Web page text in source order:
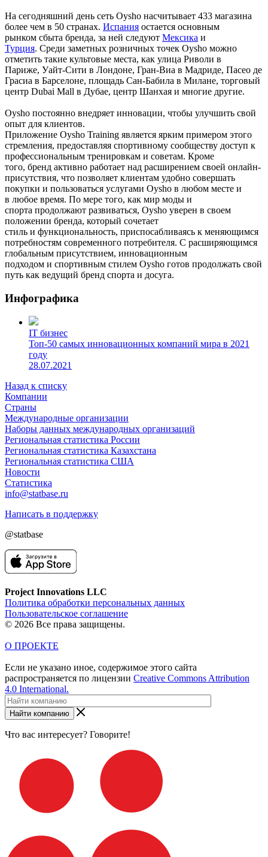
На сегодняшний день сеть Oysho насчитывает 433 магазина
более чем в 50 странах. Испания остается основным
рынком сбыта бренда, за ней следуют Мексика и
Турция. Среди заметных розничных точек Oysho можно
отметить такие культовые места, как улица Риволи в
Париже, Уайт-Сити в Лондоне, Гран-Виа в Мадриде, Пасео де
Грасиа в Барселоне, площадь Сан-Бабила в Милане, торговый
центр Dubai Mall в Дубае, центр Шанхая и многие другие.
Oysho постоянно внедряет инновации, чтобы улучшить свой
опыт для клиентов.
Приложение Oysho Training является ярким примером этого
стремления, предоставляя спортивному сообществу доступ к
профессиональным тренировкам и советам. Кроме
того, бренд активно работает над расширением своей онлайн-
присутствия, что позволяет клиентам удобно совершать
покупки и пользоваться услугами Oysho в любом месте и
в любое время. По мере того, как мир моды и
спорта продолжают развиваться, Oysho уверен в своем
положении бренда, который сочетает
стиль и функциональность, приспосабливаясь к меняющимся
потребностям современного потребителя. С расширяющимся
глобальным присутствием, инновационным
подходом и спортивным стилем Oysho готов продолжать свой
путь как ведущий бренд спорта и досуга.
Инфографика
IT бизнес
Топ-50 самых инновационных компаний мира в 2021
году
28.07.2021
Назад к списку
Компании
Страны
Международные организации
Наборы данных международных организаций
Региональная статистика России
Региональная статистика Казахстана
Региональная статистика США
Новости
Статистика
info@statbase.ru
Написать в поддержку
@statbase
Project Innovations LLC
Политика обработки персональных данных
Пользовательское соглашение
© 2026 Все права защищены.
О ПРОЕКТЕ
Если не указано иное, содержимое этого сайта
распространяется по лицензии Creative Commons Attribution
4.0 International.
Найти компанию
Что вас интересует? Говорите!